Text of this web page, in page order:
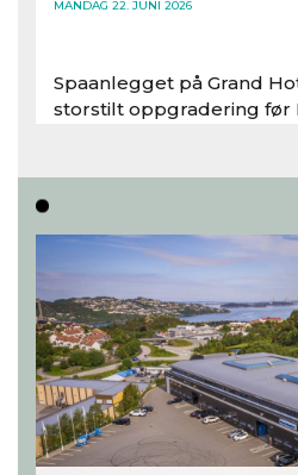
MANDAG 22. JUNI 2026
Spaanlegget på Grand
storstilt oppgradering før
Les hele artikkelen